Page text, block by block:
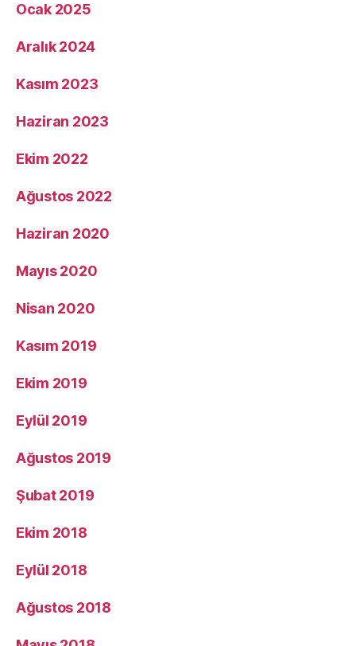
Ocak 2025
Aralık 2024
Kasım 2023
Haziran 2023
Ekim 2022
Ağustos 2022
Haziran 2020
Mayıs 2020
Nisan 2020
Kasım 2019
Ekim 2019
Eylül 2019
Ağustos 2019
Şubat 2019
Ekim 2018
Eylül 2018
Ağustos 2018